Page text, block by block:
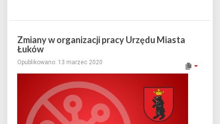
Zmiany w organizacji pracy Urzędu Miasta
Łuków
Opublikowano: 13 marzec 2020